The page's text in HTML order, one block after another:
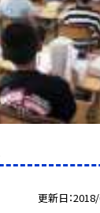
更新日